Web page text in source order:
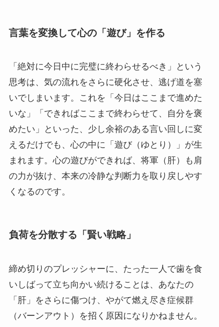
言葉を変換して心の「遊び」を作る
「絶対に今日中に完璧に終わらせるべき」という
思考は、気の流れをさらに硬化させ、逃げ道を塞
いでしまいます。これを「今日はここまで進めた
いな」「できればここまで終わらせて、自分を褒
めたい」といった、少し余裕のある言い回しに変
えるだけでも、心の中に「遊び（ゆとり）」が生
まれます。心の遊びができれば、将軍（肝）も肩
の力が抜け、本来の冷静な判断力を取り戻しやす
くなるのです。
負荷を分散する「賢い戦略」
締め切りのプレッシャーに、たった一人で歯を食
いしばって立ち向かい続けることは、あなたの
「肝」をさらに傷つけ、やがて燃え尽き症候群
（バーンアウト）を招く原因になりかねません。